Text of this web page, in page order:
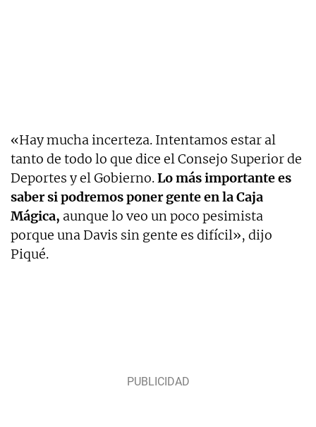
«Hay mucha incerteza. Intentamos estar al
tanto de todo lo que dice el Consejo Superior de
Deportes y el Gobierno.Lo más importante es
saber si podremos poner gente en la Caja
Mágica, aunque lo veo un poco pesimista
porque una Davis sin gente es difícil», dijo
Piqué.